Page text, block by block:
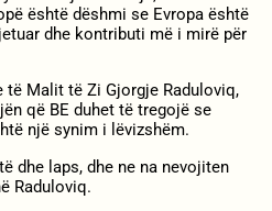
është dëshmi se Evropa është
dhe kontributi më i mirë për
Malit të Zi Gjorgje Raduloviq,
që BE duhet të tregojë se
një synim i lëvizshëm.
dhe laps, dhe ne na nevojiten
Raduloviq.